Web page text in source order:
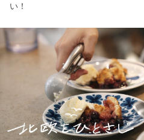
い！